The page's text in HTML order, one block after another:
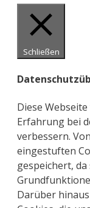
Schließen
Diese
Erfahrung bei
verbessern.
eingestuften
gespeichert,
Darüber